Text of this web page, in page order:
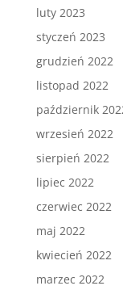
luty 2023
styczeń 2023
grudzień 2022
listopad 2022
październik
wrzesień 2022
sierpień 2022
lipiec 2022
czerwiec 2022
maj 2022
kwiecień 2022
marzec 2022